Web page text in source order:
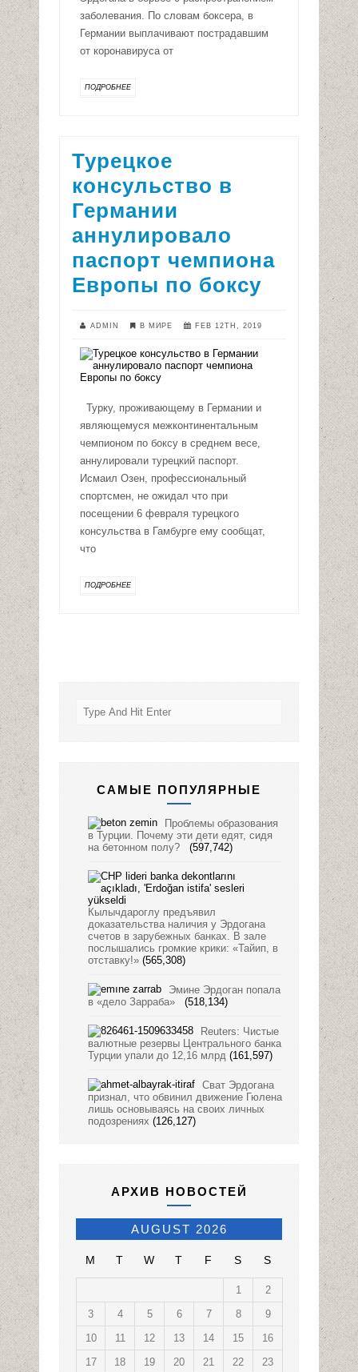
заболевания. По словам боксера, в
Германии выплачивают пострадавшим
от коронавируса от
ПОДРОБНЕЕ
Турецкое
консульство в
Германии
аннулировало
паспорт чемпиона
Европы по боксу
ADMIN В МИРЕ FEB 12TH, 2019
Турку, проживающему в Германии и
являющемуся межконтинентальным
чемпионом по боксу в среднем весе,
аннулировали турецкий паспорт.
Исмаил Озен, профессиональный
спортсмен, не ожидал что при
посещении 6 февраля турецкого
консульства в Гамбурге ему сообщат,
что
ПОДРОБНЕЕ
САМЫЕ ПОПУЛЯРНЫЕ
Проблемы образования
в Турции. Почему эти дети едят, сидя
на бетонном полу?
(597,742)
Кылычдароглу предъявил
доказательства наличия у Эрдогана
счетов в зарубежных банках. В зале
послышались громкие крики: «Тайип, в
отставку!» (565,308)
Эмине Эрдоган попала
в «дело Зарраба»
(518,134)
Reuters: Чистые
валютные резервы Центрального банка
Турции упали до 12,16 млрд (161,597)
Сват Эрдогана
признал, что обвинил движение Гюлена
лишь основываясь на своих личных
подозрениях (126,127)
АРХИВ НОВОСТЕЙ
AUGUST 2026
M T W T F S S
1
2
3
4 5 6 7 8
9
10
11 12 13 14 15
16
17
18 19 20 21 22
23